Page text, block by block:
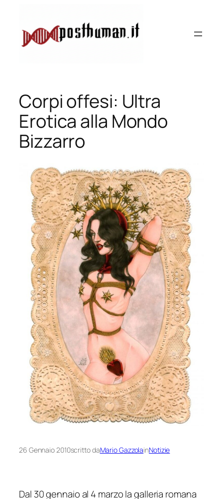
contenuto
Corpi offesi: Ultra
Erotica alla Mondo
Bizzarro
26 Gennaio 2010scritto daMario GazzolainNotizie
Dal 30 gennaio al 4 marzo la galleria romana